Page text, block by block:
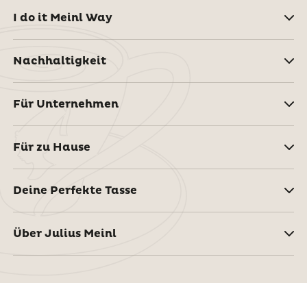
I do it Meinl Way
Nachhaltigkeit
Für Unternehmen
Für zu Hause
Deine Perfekte Tasse
Über Julius Meinl